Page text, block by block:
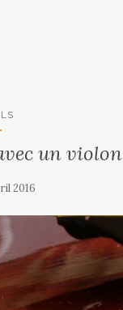
un
2016